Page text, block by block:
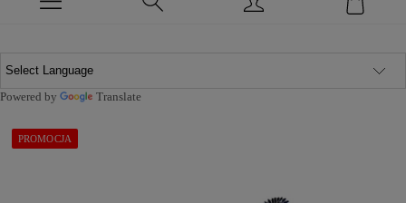
Powered by Translate
PROMOCJA